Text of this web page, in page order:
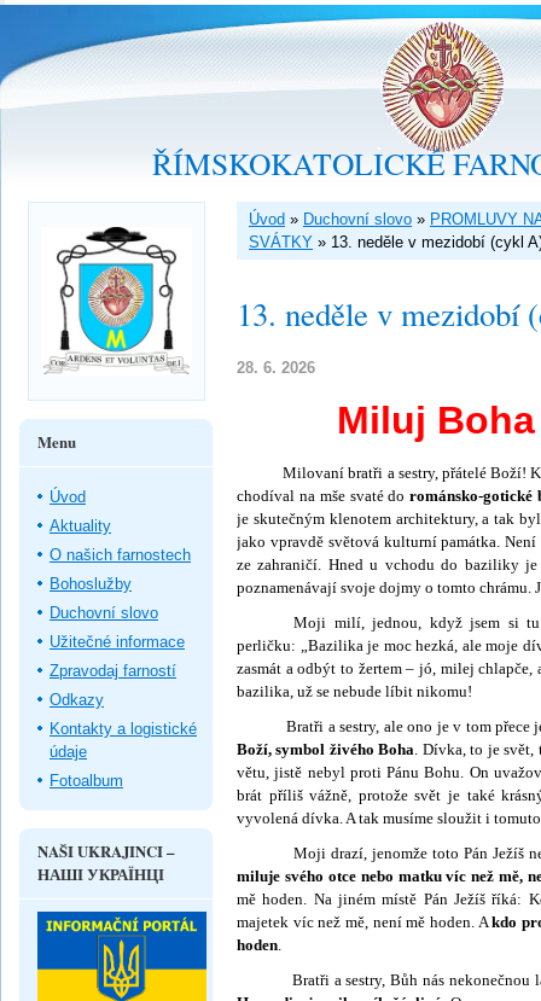
ŘÍMSKOKATOLICKÉ
Úvod » Duchovní slovo » PROMLUVY
SVÁTKY » 13. neděle v mezidobí (cykl
13. neděle v mezidobí
28. 6. 2026
Miluj
Milovaní bratři a sestry, přátelé Boží!
chodíval na mše svaté dorománsko-gotické
je skutečným klenotem architektury, a tak
jako vpravdě světová kulturní památka.
ze zahraničí. Hned u vchodu do baziliky
poznamenávají svoje dojmy o tomto chrámu.
Moji milí, jednou, když jsem si
perličku: „Bazilika je moc hezká, ale moje
zasmát a odbýt to žertem – jó, milej
bazilika, už se nebude líbit nikomu!
Bratři a sestry, ale ono je v tom přece
Boží, symbol živého Boha. Dívka, to je svět,
větu, jistě nebyl proti Pánu Bohu. On
brát příliš vážně, protože svět je také
vyvolená dívka. A tak musíme sloužit i
Moji drazí, jenomže toto Pán Ježíš
miluje svého otce nebo matku víc než mě,
mě hoden. Na jiném místě Pán Ježíš říká:
majetek víc než mě, není mě hoden. Akdo
hoden.
Bratři a sestry, Bůh nás nekonečnou
Menu
Úvod
Aktuality
O našich farnostech
Bohoslužby
Duchovní slovo
Užitečné informace
Zpravodaj farností
Odkazy
Kontakty a logistické
údaje
Fotoalbum
NAŠI UKRAJINCI –
НАШІ УКРАЇНЦІ